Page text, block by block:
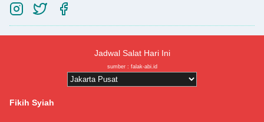
Jadwal Salat Hari Ini
sumber : falak-abi.id
Fikih Syiah